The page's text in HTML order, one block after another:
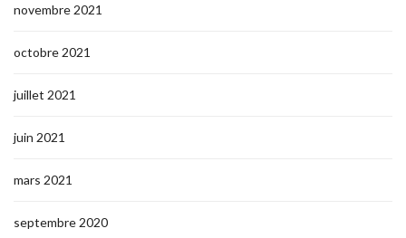
novembre 2021
octobre 2021
juillet 2021
juin 2021
mars 2021
septembre 2020